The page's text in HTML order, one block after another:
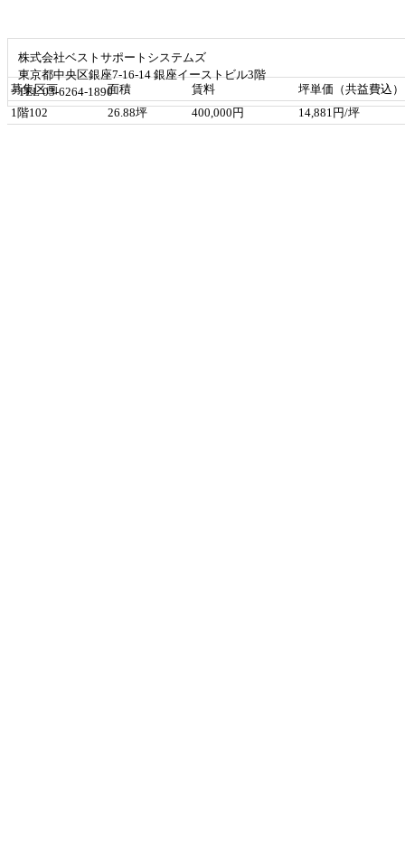
募集区画 面積 賃料
坪単価（共益費込）
1階102
26.88坪 400,000円 14,881円/坪
株式会社ベストサポートシステムズ
東京都中央区銀座7-16-14 銀座イーストビル3階
TEL 03-6264-1890